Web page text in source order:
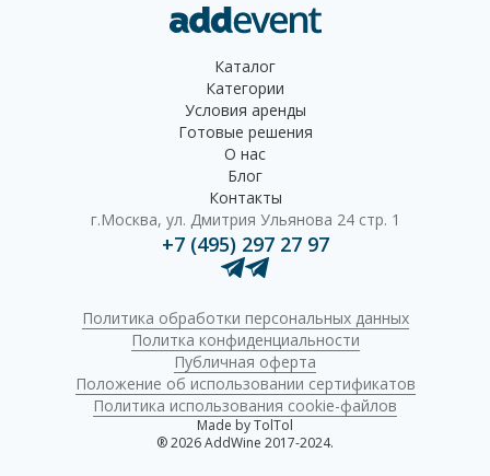
Каталог
Категории
Условия аренды
Готовые решения
О нас
Блог
Контакты
г.Москва, ул. Дмитрия Ульянова 24 стр. 1
+7 (495) 297 27 97
Политика обработки персональных данных
Политка конфиденциальности
Публичная оферта
Положение об использовании сертификатов
Политика использования cookie-файлов
Made by TolTol
® 2026 AddWine 2017-2024.